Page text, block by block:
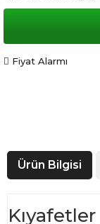
Fiyat Alarmı
Ürün Bilgisi